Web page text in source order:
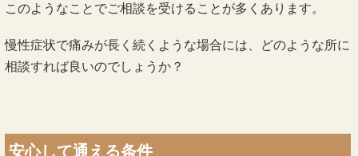
このようなことでご相談を受けることが多くあります。
慢性症状で痛みが長く続くような場合には、どのような所に
相談すれば良いのでしょうか？
安心して通える条件